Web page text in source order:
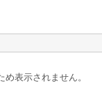
表示されません。